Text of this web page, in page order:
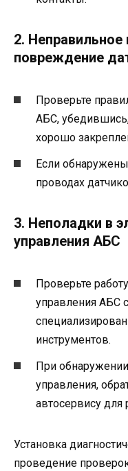
2.
повреждение
Проверьте
АБС,
хорошо
Если
проводах
3. Неполадки в
управления АБС
Проверьте
управления АБС
инструментов.
При
управления,
автосервису
Установка
проведение